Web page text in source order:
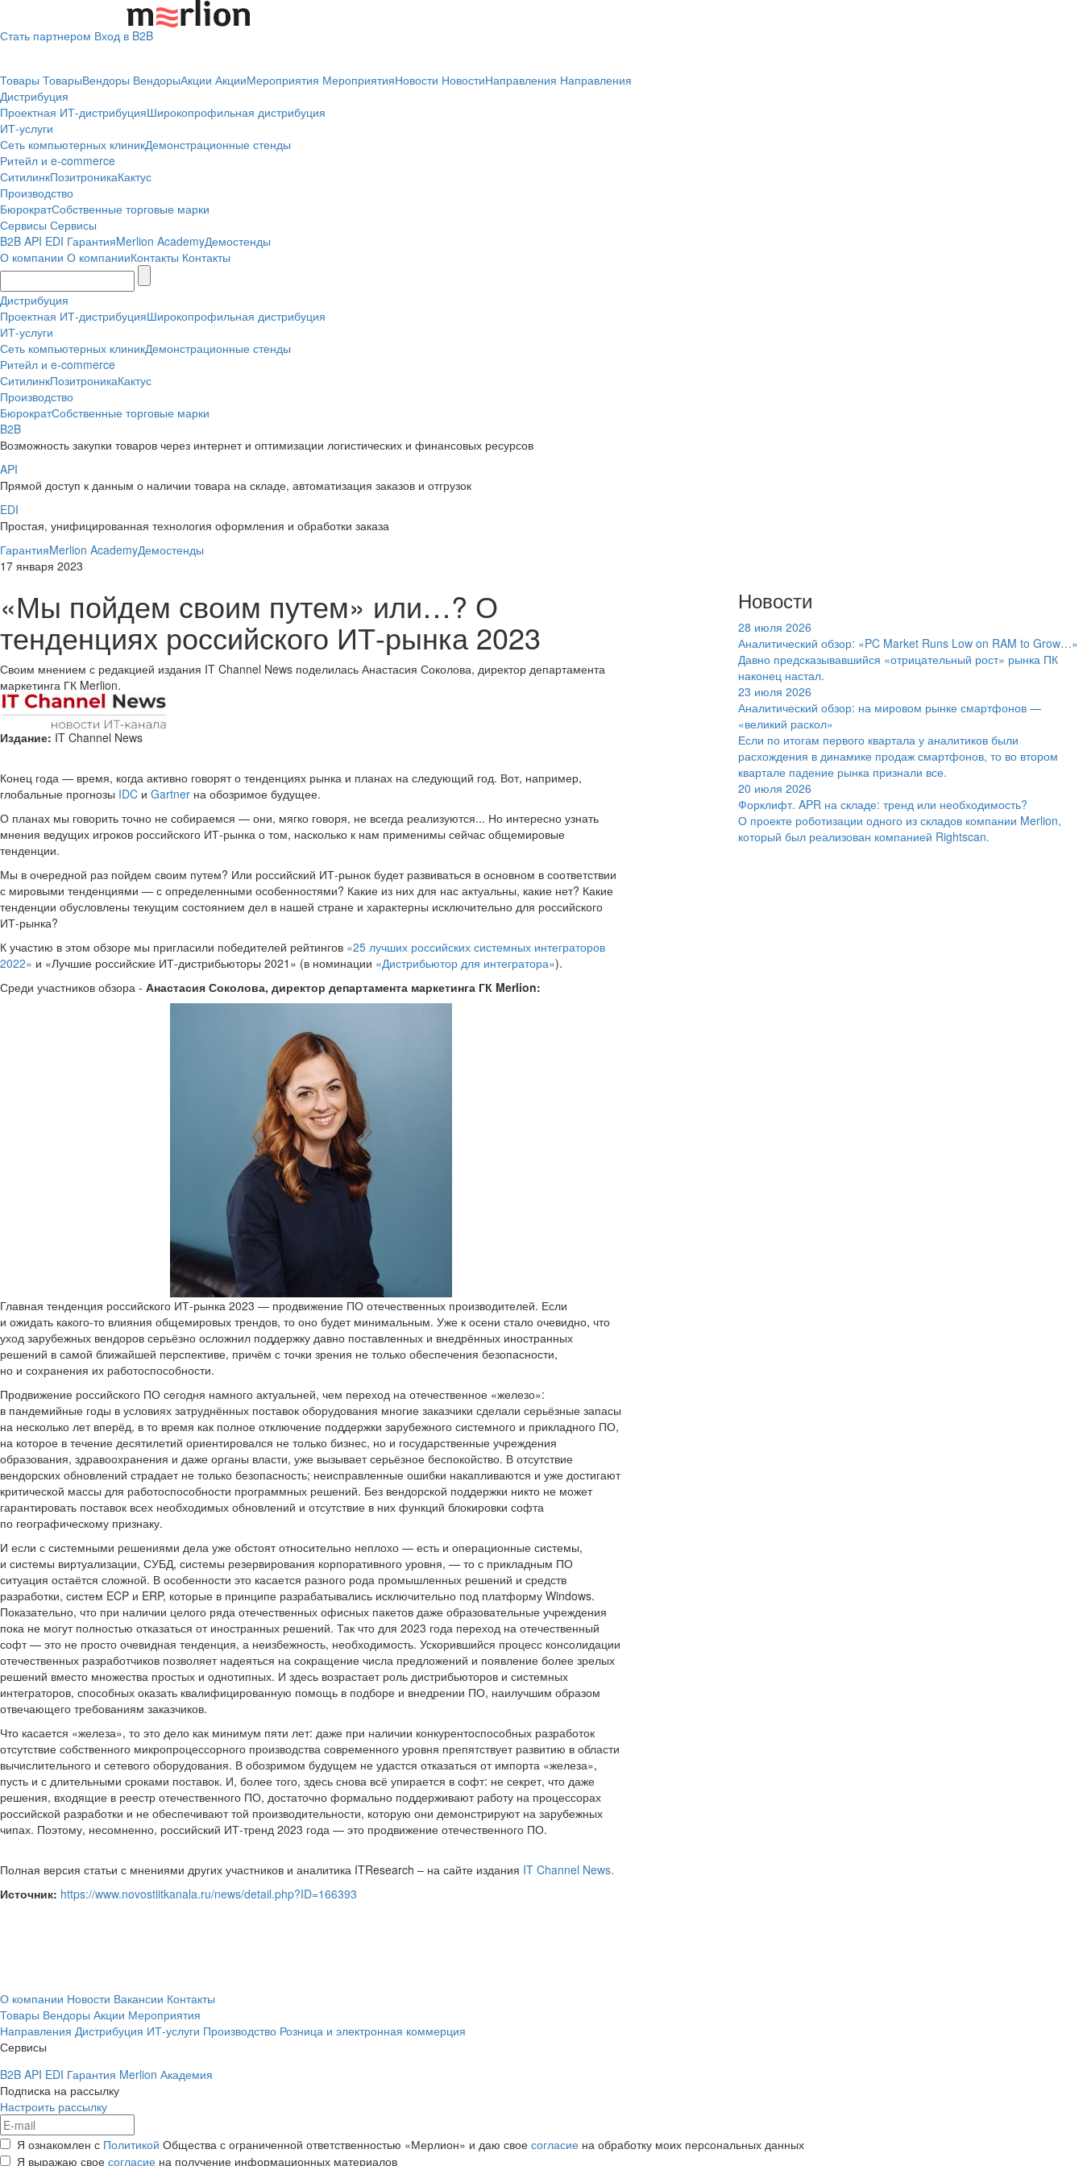
Стать партнером Вход в B2B
Товары ТоварыВендоры ВендорыАкции АкцииМероприятия МероприятияНовости НовостиНаправления Направления
Дистрибуция
Проектная ИТ-дистрибуцияШирокопрофильная дистрибуция
ИТ-услуги
Сеть компьютерных клиникДемонстрационные стенды
Ритейл и e-commerce
СитилинкПозитроникаКактус
Производство
БюрократСобственные торговые марки
Сервисы Сервисы
B2B API EDI ГарантияMerlion AcademyДемостенды
О компании О компанииКонтакты Контакты
Дистрибуция
Проектная ИТ-дистрибуцияШирокопрофильная дистрибуция
ИТ-услуги
Сеть компьютерных клиникДемонстрационные стенды
Ритейл и e-commerce
СитилинкПозитроникаКактус
Производство
БюрократСобственные торговые марки
B2B
Возможность закупки товаров через интернет и оптимизации логистических и финансовых ресурсов
API
Прямой доступ к данным о наличии товара на складе, автоматизация заказов и отгрузок
EDI
Простая, унифицированная технология оформления и обработки заказа
ГарантияMerlion AcademyДемостенды
17 января 2023
«Мы пойдем своим путем» или…? О
тенденциях российского ИТ-рынка 2023
Своим мнением с редакцией издания IT Channel News поделилась Анастасия Соколова, директор департамента
маркетинга ГК Merlion.
Издание: IT Channel News
Конец года — время, когда активно говорят о тенденциях рынка и планах на следующий год. Вот, например,
глобальные прогнозы IDC и Gartner на обозримое будущее.
О планах мы говорить точно не собираемся — они, мягко говоря, не всегда реализуются... Но интересно узнать
мнения ведущих игроков российского ИТ-рынка о том, насколько к нам применимы сейчас общемировые
тенденции.
Мы в очередной раз пойдем своим путем? Или российский ИТ-рынок будет развиваться в основном в соответствии
с мировыми тенденциями — с определенными особенностями? Какие из них для нас актуальны, какие нет? Какие
тенденции обусловлены текущим состоянием дел в нашей стране и характерны исключительно для российского
ИТ-рынка?
К участию в этом обзоре мы пригласили победителей рейтингов «25 лучших российских системных интеграторов
2022» и «Лучшие российские ИТ-дистрибьюторы 2021» (в номинации «Дистрибьютор для интегратора»).
Среди участников обзора - Анастасия Соколова, директор департамента маркетинга ГК Merlion:
Главная тенденция российского ИТ-рынка 2023 — продвижение ПО отечественных производителей. Если
и ожидать какого-то влияния общемировых трендов, то оно будет минимальным. Уже к осени стало очевидно, что
уход зарубежных вендоров серьёзно осложнил поддержку давно поставленных и внедрённых иностранных
решений в самой ближайшей перспективе, причём с точки зрения не только обеспечения безопасности,
но и сохранения их работоспособности.
Продвижение российского ПО сегодня намного актуальней, чем переход на отечественное «железо»:
в пандемийные годы в условиях затруднённых поставок оборудования многие заказчики сделали серьёзные запасы
на несколько лет вперёд, в то время как полное отключение поддержки зарубежного системного и прикладного ПО,
на которое в течение десятилетий ориентировался не только бизнес, но и государственные учреждения
образования, здравоохранения и даже органы власти, уже вызывает серьёзное беспокойство. В отсутствие
вендорских обновлений страдает не только безопасность; неисправленные ошибки накапливаются и уже достигают
критической массы для работоспособности программных решений. Без вендорской поддержки никто не может
гарантировать поставок всех необходимых обновлений и отсутствие в них функций блокировки софта
по географическому признаку.
И если с системными решениями дела уже обстоят относительно неплохо — есть и операционные системы,
и системы виртуализации, СУБД, системы резервирования корпоративного уровня, — то с прикладным ПО
ситуация остаётся сложной. В особенности это касается разного рода промышленных решений и средств
разработки, систем ECP и ERP, которые в принципе разрабатывались исключительно под платформу Windows.
Показательно, что при наличии целого ряда отечественных офисных пакетов даже образовательные учреждения
пока не могут полностью отказаться от иностранных решений. Так что для 2023 года переход на отечественный
софт — это не просто очевидная тенденция, а неизбежность, необходимость. Ускорившийся процесс консолидации
отечественных разработчиков позволяет надеяться на сокращение числа предложений и появление более зрелых
решений вместо множества простых и однотипных. И здесь возрастает роль дистрибьюторов и системных
интеграторов, способных оказать квалифицированную помощь в подборе и внедрении ПО, наилучшим образом
отвечающего требованиям заказчиков.
Что касается «железа», то это дело как минимум пяти лет: даже при наличии конкурентоспособных разработок
отсутствие собственного микропроцессорного производства современного уровня препятствует развитию в области
вычислительного и сетевого оборудования. В обозримом будущем не удастся отказаться от импорта «железа»,
пусть и с длительными сроками поставок. И, более того, здесь снова всё упирается в софт: не секрет, что даже
решения, входящие в реестр отечественного ПО, достаточно формально поддерживают работу на процессорах
российской разработки и не обеспечивают той производительности, которую они демонстрируют на зарубежных
чипах. Поэтому, несомненно, российский ИТ-тренд 2023 года — это продвижение отечественного ПО.
Полная версия статьи с мнениями других участников и аналитика ITResearch – на сайте издания IT Channel News.
Источник: https://www.novostiitkanala.ru/news/detail.php?ID=166393
Новости
28 июля 2026
Аналитический обзор: «PC Market Runs Low on RAM to Grow…»
Давно предсказывавшийся «отрицательный рост» рынка ПК
наконец настал.
23 июля 2026
Аналитический обзор: на мировом рынке смартфонов —
«великий раскол»
Если по итогам первого квартала у аналитиков были
расхождения в динамике продаж смартфонов, то во втором
квартале падение рынка признали все.
20 июля 2026
Форклифт. APR на складе: тренд или необходимость?
О проекте роботизации одного из складов компании Merlion,
который был реализован компанией Rightscan.
О компании Новости Вакансии Контакты
Товары Вендоры Акции Мероприятия
Направления Дистрибуция ИТ-услуги Производство Розница и электронная коммерция
Сервисы
B2B API EDI Гарантия Merlion Академия
Подписка на рассылку
Настроить рассылку
Я ознакомлен с Политикой Общества с ограниченной ответственностью «Мерлион» и даю свое согласие на обработку моих персональных данных
Я выражаю свое согласие на получение информационных материалов